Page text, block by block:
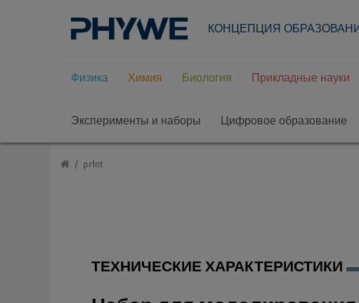
КОНЦЕПЦИЯ
Физика Химия Биология Прикладные науки
Эксперименты и наборы Цифровое образование
print
ТЕХНИЧЕСКИЕ ХАРАКТЕРИСТИКИ